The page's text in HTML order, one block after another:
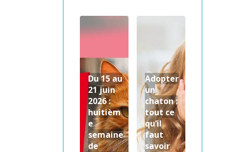
Du 15 au
21 juin
2026 :
huitièm
e
semaine
de
Adopter
un
chaton :
tout ce
qu’il
faut
savoir